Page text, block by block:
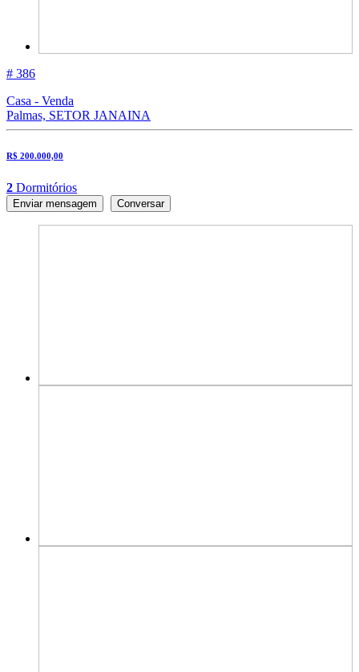
# 386
Casa - Venda
Palmas, SETOR JANAINA
R$ 200.000,00
2 Dormitórios
Enviar mensagem Conversar